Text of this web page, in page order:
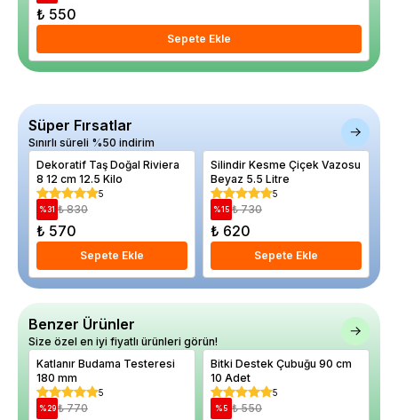
₺ 550
Sepete Ekle
Süper Fırsatlar
Sınırlı süreli %50 indirim
Dekoratif Taş Doğal Riviera
8 12 cm 12.5 Kilo
5
%31 ₺ 830
₺ 570
Sepete Ekle
Silindir Kesme Çiçek Vazosu
Beyaz 5.5 Litre
5
%15 ₺ 730
₺ 620
Sepete Ekle
Benzer Ürünler
Size özel en iyi fiyatlı ürünleri görün!
Katlanır Budama Testeresi
180 mm
5
%29 ₺ 770
Bitki Destek Çubuğu 90 cm
10 Adet
5
% 5 ₺ 550